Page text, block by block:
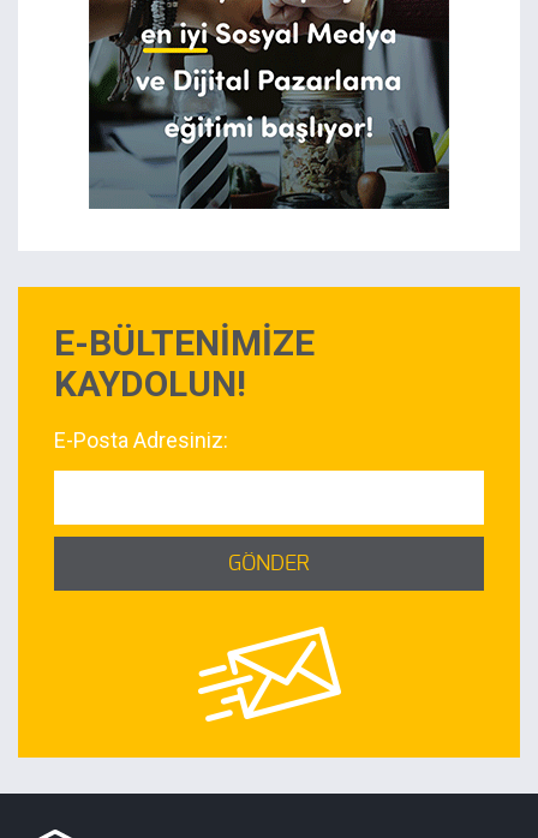
E-BÜLTENİMİZE
KAYDOLUN!
E-Posta Adresiniz:
GÖNDER